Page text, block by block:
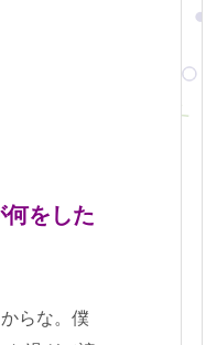
をした
らな。僕